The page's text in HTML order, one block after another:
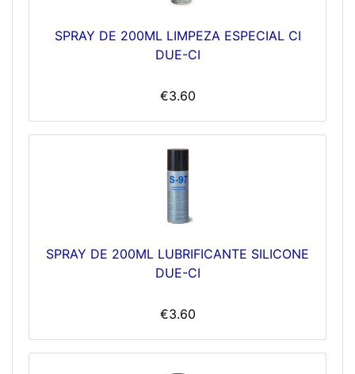
SPRAY DE 200ML LIMPEZA ESPECIAL CI
DUE-CI
€3.60
SPRAY DE 200ML LUBRIFICANTE SILICONE
DUE-CI
€3.60